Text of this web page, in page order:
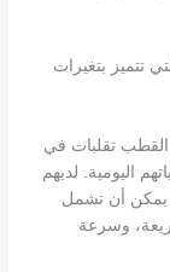
تتميز بتغيرات
القطب تقلبات في
اليومية. لديهم
يمكن أن تشمل
وسرعة